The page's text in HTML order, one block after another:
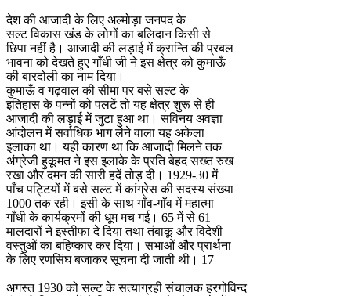
देश की आजादी के लिए अल्मोड़ा जनपद के
सल्ट विकास खंड के लोगों का बलिदान किसी से
छिपा नहीं है। आजादी की लड़ाई में क्रान्ति की प्रबल
भावना को देखते हुए गाँधी जी ने इस क्षेत्र को कुमाऊँ
की बारदोली का नाम दिया।
कुमाऊँ व गढ़वाल की सीमा पर बसे सल्ट के
इतिहास के पन्नों को पलटें तो यह क्षेत्र शुरू से ही
आजादी की लड़ाई में जुटा हुआ था। सविनय अवज्ञा
आंदोलन में सर्वाधिक भाग लेने वाला यह अकेला
इलाका था। यही कारण था कि आजादी मिलने तक
अंग्रेजी हुकूमत ने इस इलाके के प्रति बेहद सख्त रुख
रखा और दमन की सारी हदें तोड़ दी। 1929-30 में
पाँच पट्टियों में बसे सल्ट में कांग्रेस की सदस्य संख्या
1000 तक रही। इसी के साथ गाँव-गाँव में महात्मा
गाँधी के कार्यक्रमों की धूम मच गई। 65 में से 61
मालदारों ने इस्तीफा दे दिया तथा तंबाकू और विदेशी
वस्तुओं का बहिष्कार कर दिया। सभाओं और प्रार्थना
के लिए रणसिंघ बजाकर सूचना दी जाती थी। 17
अगस्त 1930 को सल्ट के सत्याग्रही संचालक हरगोविन्द